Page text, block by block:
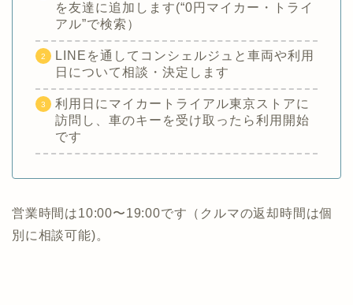
を友達に追加します(“0円マイカー・トライ
アル”で検索）
LINEを通してコンシェルジュと車両や利用
日について相談・決定します
利用日にマイカートライアル東京ストアに
訪問し、車のキーを受け取ったら利用開始
です
営業時間は10:00〜19:00です（クルマの返却時間は個
別に相談可能)。